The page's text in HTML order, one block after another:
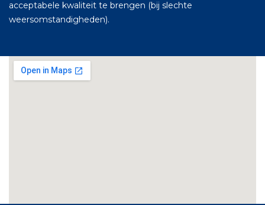
acceptabele kwaliteit te brengen (bij slechte
weersomstandigheden).